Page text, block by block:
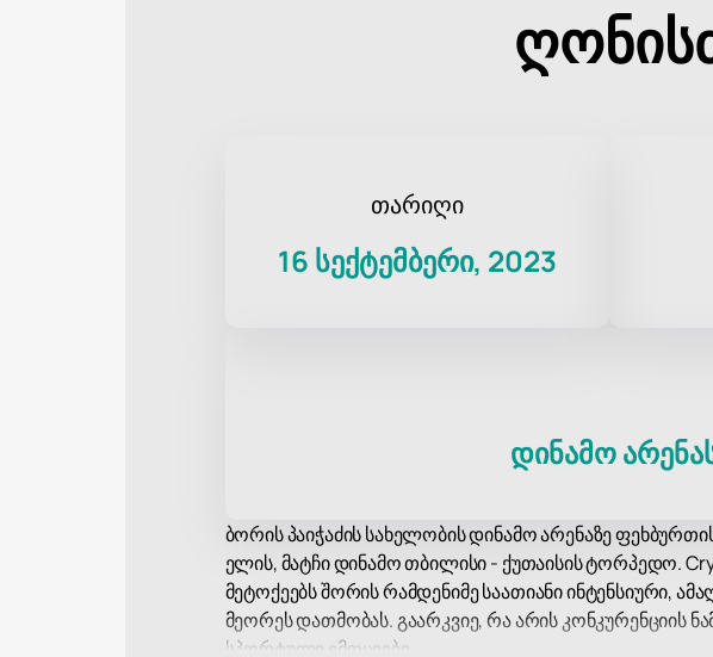
თარიღი
16 სექტემბერი, 2023
დინამო
ბორის პაიჭაძის სახელობის დინამო არენაზე
ელის, მატჩი დინამო თბილისი - ქუთაისის ტორპედო.
მეტოქეებს შორის რამდენიმე საათიანი
მეორეს დათმობას. გაარკვიე, რა არის კონკურენციის
სპორტული ემოციები.